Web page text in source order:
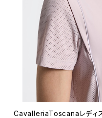
CavalleriaToscanaレディ